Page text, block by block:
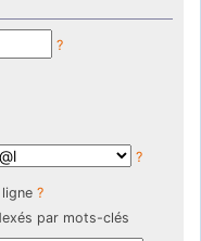
?
?
?
par mots-clés